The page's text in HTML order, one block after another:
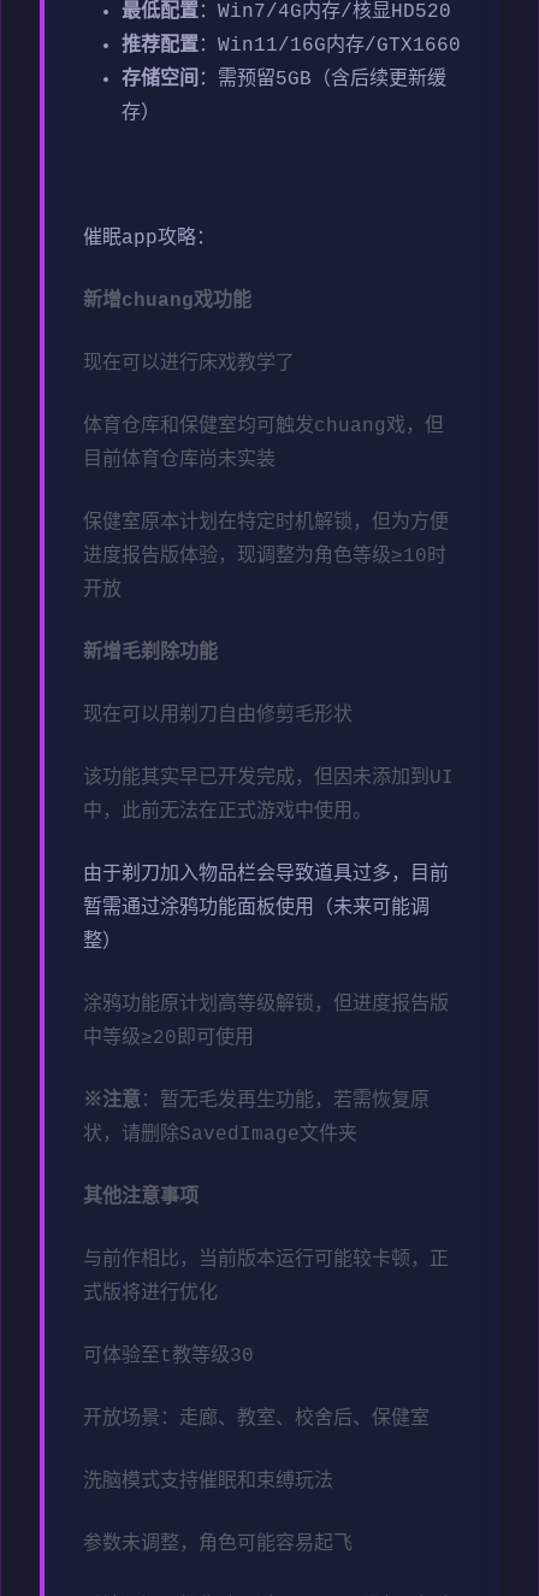
​最低配置​​：Win7/4G内存/核显HD520
​推荐配置​​：Win11/16G内存/GTX1660
​存储空间​ ​：需预留5GB（含后续更新缓
存）
催眠app攻略：
新增chuang戏功能
现在可以进行床戏教学了
体育仓库和保健室均可触发chuang戏，但
目前体育仓库尚未实装
保健室原本计划在特定时机解锁，但为方便
进度报告版体验，现调整为角色等级≥10时
开放
新增毛剃除功能
现在可以用剃刀自由修剪毛形状
该功能其实早已开发完成，但因未添加到UI
中，此前无法在正式游戏中使用。
由于剃刀加入物品栏会导致道具过多，目前
暂需通过涂鸦功能面板使用（未来可能调
整）
涂鸦功能原计划高等级解锁，但进度报告版
中等级≥20即可使用
※注意：暂无毛发再生功能，若需恢复原
状，请删除SavedImage文件夹
其他注意事项
与前作相比，当前版本运行可能较卡顿，正
式版将进行优化
可体验至t教等级30
开放场景：走廊、教室、校舍后、保健室
洗脑模式支持催眠和束缚玩法
参数未调整，角色可能容易起飞